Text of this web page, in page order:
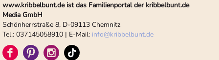
www.kribbelbunt.de ist das Familienportal der kribbelbunt.de
Media GmbH
Schönherrstraße 8, D-09113 Chemnitz
Tel.: 037145058910 | E-Mail: info@kribbelbunt.de